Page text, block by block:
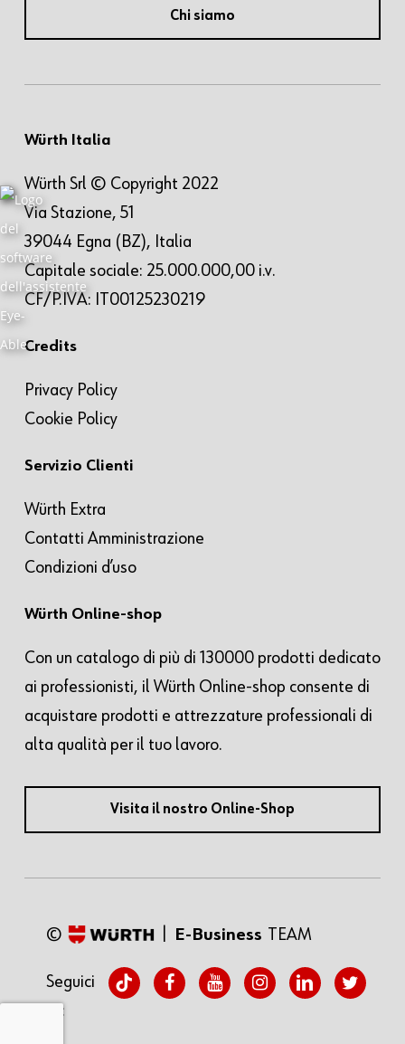
Chi siamo
Würth Italia
Würth Srl © Copyright 2022
Via Stazione, 51
39044 Egna (BZ), Italia
Capitale sociale: 25.000.000,00 i.v.
CF/P.IVA: IT00125230219
Credits
Privacy Policy
Cookie Policy
Servizio Clienti
Würth Extra
Contatti Amministrazione
Condizioni d’uso
Würth Online-shop
Con un catalogo di più di 130000 prodotti dedicato
ai professionisti, il Würth Online-shop consente di
acquistare prodotti e attrezzature professionali di
alta qualità per il tuo lavoro.
Visita il nostro Online-Shop
© E-Business TEAM
twitter
facebook linkedin
youtubeinstagram
tiktok